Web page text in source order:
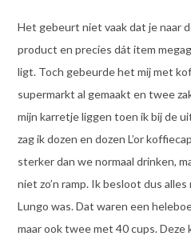
Het gebeurt niet vaak dat je naar
product en precies dát item
ligt. Toch gebeurde het mij met
supermarkt al gemaakt en twee
mijn karretje liggen toen ik bij de
zag ik dozen en dozen L’or
sterker dan we normaal drinken,
niet zo’n ramp. Ik besloot dus
Lungo was. Dat waren een
maar ook twee met 40 cups. Deze